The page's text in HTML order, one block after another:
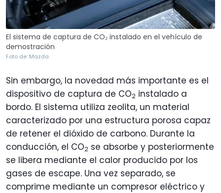
El sistema de captura de CO₂ instalado en el vehículo de
demostración
Foto de: Mazda
Sin embargo, la novedad más importante es el
dispositivo de captura de CO2 instalado a
bordo. El sistema utiliza zeolita, un material
caracterizado por una estructura porosa capaz
de retener el dióxido de carbono. Durante la
conducción, el CO2 se absorbe y posteriormente
se libera mediante el calor producido por los
gases de escape. Una vez separado, se
comprime mediante un compresor eléctrico y